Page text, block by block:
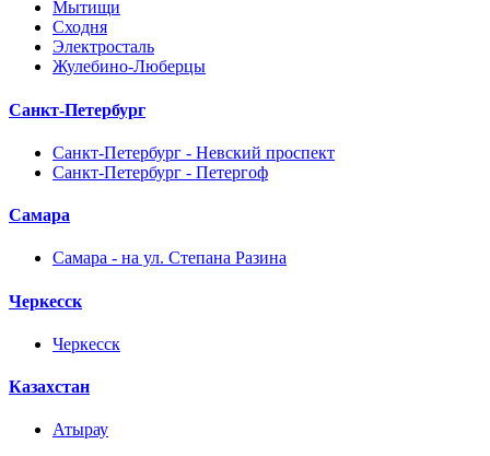
Мытищи
Сходня
Электросталь
Жулебино-Люберцы
Санкт-Петербург
Санкт-Петербург - Невский проспект
Санкт-Петербург - Петергоф
Самара
Самара - на ул. Степана Разина
Черкесск
Черкесск
Казахстан
Атырау